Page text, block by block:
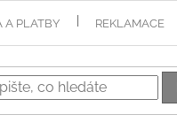
A PLATBY REKLAMACE